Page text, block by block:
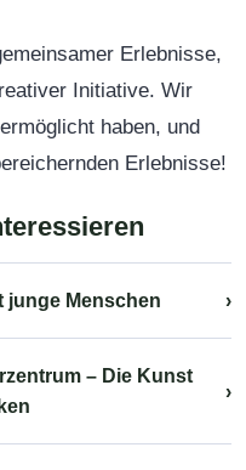
Erlebnisse,
Initiative. Wir
haben, und
Erlebnisse!
junge Menschen ›
– Die Kunst
›